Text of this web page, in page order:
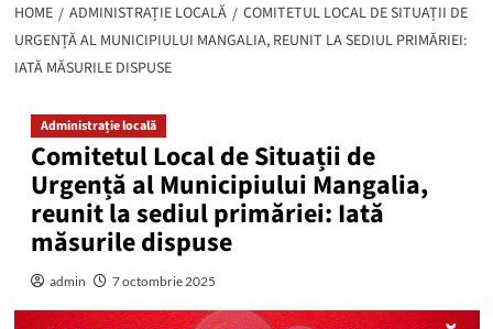
HOME ADMINISTRAȚIE LOCALĂ
COMITETUL LOCAL DE SITUAȚII DE
URGENȚĂ AL MUNICIPIULUI MANGALIA, REUNIT LA SEDIUL PRIMĂRIEI:
IATĂ MĂSURILE DISPUSE
Administrație locală
Comitetul Local de Situații de
Urgență al Municipiului Mangalia,
reunit la sediul primăriei: Iată
măsurile dispuse
admin 7 octombrie 2025